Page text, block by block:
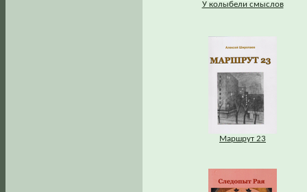
У колыбели смыслов
Маршрут 23